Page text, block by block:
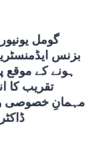
گومل
ہونے کے موقع
تقریب کا
مہمانِ خصوصی